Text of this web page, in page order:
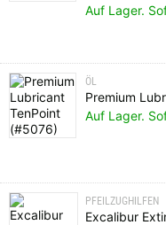
Auf Lager.
ÖL
Premium
Auf Lager.
PFEILZUGHILFEN
Excalibur